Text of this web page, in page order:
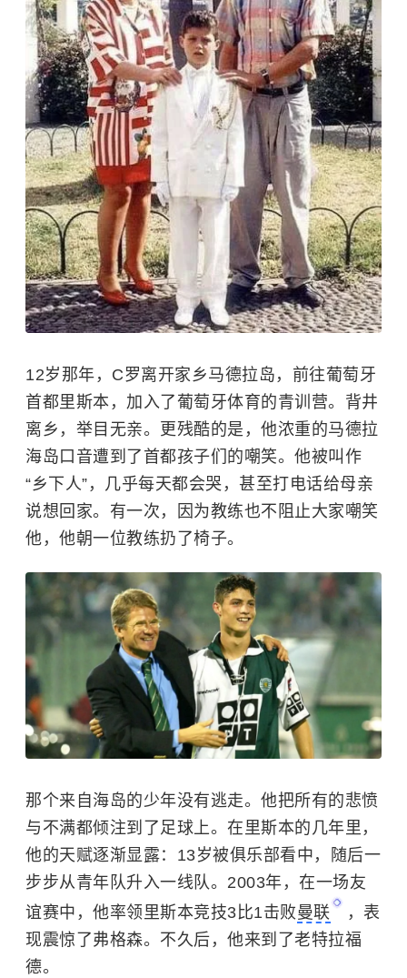
12岁那年，C罗离开家乡马德拉岛，前往葡萄牙
首都里斯本，加入了葡萄牙体育的青训营。背井
离乡，举目无亲。更残酷的是，他浓重的马德拉
海岛口音遭到了首都孩子们的嘲笑。他被叫作
“乡下人”，几乎每天都会哭，甚至打电话给母亲
说想回家。有一次，因为教练也不阻止大家嘲笑
他，他朝一位教练扔了椅子。
那个来自海岛的少年没有逃走。他把所有的悲愤
与不满都倾注到了足球上。在里斯本的几年里，
他的天赋逐渐显露：13岁被俱乐部看中，随后一
步步从青年队升入一线队。2003年，在一场友
谊赛中，他率领里斯本竞技3比1击败曼联
，表
现震惊了弗格森。不久后，他来到了老特拉福
德。